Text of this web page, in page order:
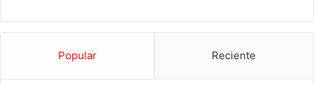
Popular Reciente